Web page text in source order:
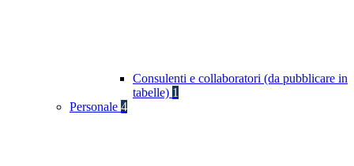
Consulenti e collaboratori (da pubblicare in
tabelle) 1
Personale 4